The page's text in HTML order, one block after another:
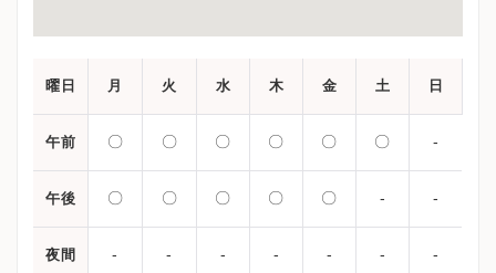
曜日 月 火 水 木 金 土 日
午前 〇 〇 〇 〇 〇 〇 -
午後 〇 〇 〇 〇 〇 - -
夜間 - - - - - - -